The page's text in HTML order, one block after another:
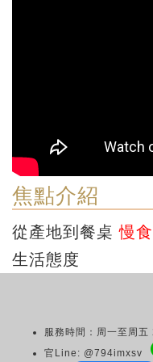
焦點介紹
從產地到餐桌慢食
生活態度
服務時間：周一至周
官Line: @794imxsv